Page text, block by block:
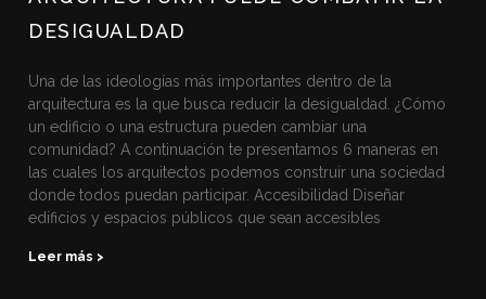
DESIGUALDAD
Una de las ideologías más importantes dentro de la
arquitectura es la que busca reducir la desigualdad. ¿Cómo
un edificio o una estructura pueden cambiar una
comunidad? A continuación te presentamos 6 maneras en
las cuales los arquitectos podemos construir una sociedad
donde todos puedan participar. Accesibilidad Diseñar
edificios y espacios públicos que sean accesibles
Leer más >